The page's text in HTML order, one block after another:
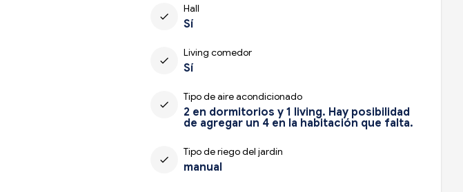
check
Hall
Sí
check
Living comedor
Sí
check
Tipo de aire acondicionado
2 en dormitorios y 1 living. Hay posibilidad
de agregar un 4 en la habitación que falta.
check
Tipo de riego del jardín
manual